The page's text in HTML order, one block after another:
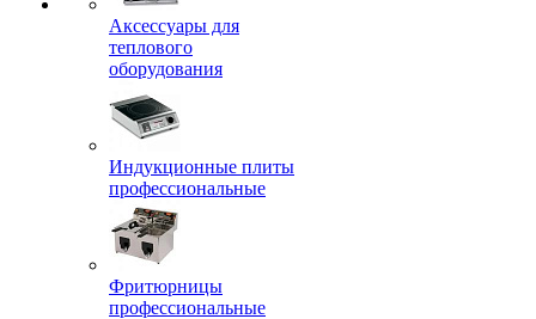
Аксессуары для
теплового
оборудования
Индукционные плиты
профессиональные
Фритюрницы
профессиональные